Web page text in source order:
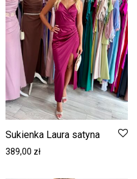
Sukienka Laura satyna
389,00 zł